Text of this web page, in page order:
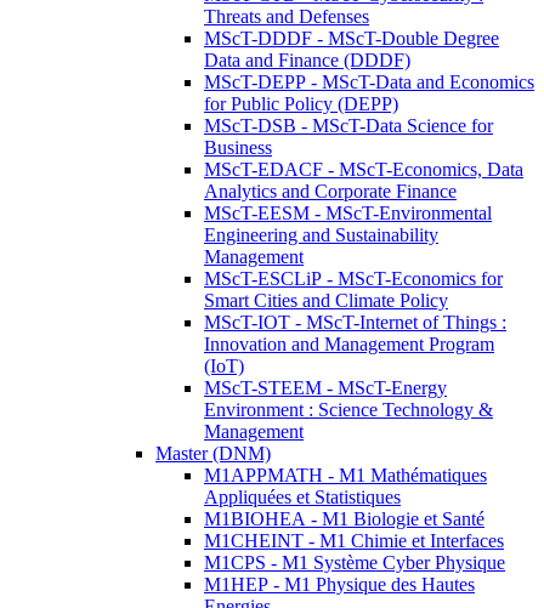
Threats and Defenses
MScT-DDDF - MScT-Double Degree
Data and Finance (DDDF)
MScT-DEPP - MScT-Data and Economics
for Public Policy (DEPP)
MScT-DSB - MScT-Data Science for
Business
MScT-EDACF - MScT-Economics, Data
Analytics and Corporate Finance
MScT-EESM - MScT-Environmental
Engineering and Sustainability
Management
MScT-ESCLiP - MScT-Economics for
Smart Cities and Climate Policy
MScT-IOT - MScT-Internet of Things :
Innovation and Management Program
(IoT)
MScT-STEEM - MScT-Energy
Environment : Science Technology &
Management
Master (DNM)
M1APPMATH - M1 Mathématiques
Appliquées et Statistiques
M1BIOHEA - M1 Biologie et Santé
M1CHEINT - M1 Chimie et Interfaces
M1CPS - M1 Système Cyber Physique
M1HEP - M1 Physique des Hautes